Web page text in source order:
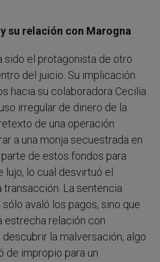
su relación con Marogna
sido el protagonista de otro
del juicio. Su implicación
hacia su colaboradora Cecilia
irregular de dinero de la
de una operación
a una monja secuestrada en
de estos fondos para
lo cual desvirtuó el
La sentencia
avaló los pagos, sino que
estrecha relación con
la malversación, algo
de impropio para un